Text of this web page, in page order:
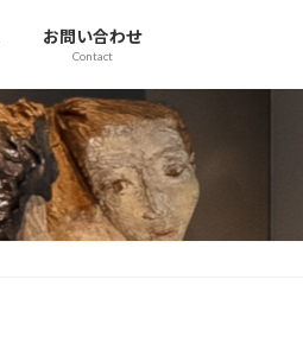
お問い合わせ
Contact